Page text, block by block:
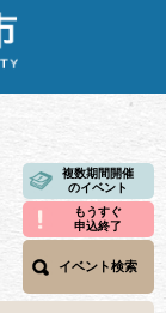
複数期間開催
のイベント
もうすぐ
申込終了
イベント検索